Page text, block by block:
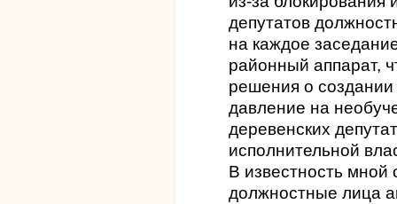
депутатов
на каждое
районный аппарат,
решения о создании
давление на
деревенских
исполнительной
В известность
должностные лица